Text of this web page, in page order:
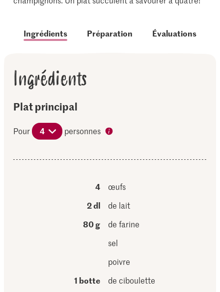
Ingrédients Préparation Évaluations
Ingrédients
Plat principal
Pour 4 personnes
4
œufs
2 dl
de lait
80 g
de farine
sel
poivre
1 botte
de ciboulette